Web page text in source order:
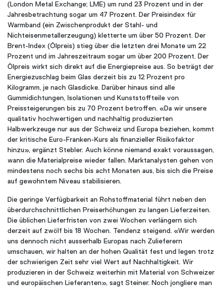
(London Metal Exchange; LME) um rund 23 Prozent und in der
Jahresbetrachtung sogar um 47 Prozent. Der Preisindex für
Warmband (ein Zwischenprodukt der Stahl- und
Nichteisenmetallerzeugung) kletterte um über 50 Prozent. Der
Brent-Index (Ölpreis) stieg über die letzten drei Monate um 22
Prozent und im Jahreszeitraum sogar um über 200 Prozent. Der
Ölpreis wirkt sich direkt auf die Energiepreise aus. So beträgt der
Energiezuschlag beim Glas derzeit bis zu 12 Prozent pro
Kilogramm, je nach Glasdicke. Darüber hinaus sind alle
Gummidichtungen, Isolationen und Kunststoffteile von
Preissteigerungen bis zu 70 Prozent betroffen. «Da wir unsere
qualitativ hochwertigen und nachhaltig produzierten
Halbwerkzeuge nur aus der Schweiz und Europa beziehen, kommt
der kritische Euro-Franken-Kurs als finanzieller Risikofaktor
hinzu», ergänzt Stebler. Auch könne niemand exakt voraussagen,
wann die Materialpreise wieder fallen. Marktanalysten gehen von
mindestens noch sechs bis acht Monaten aus, bis sich die Preise
auf gewohntem Niveau stabilisieren.
Die geringe Verfügbarkeit an Rohstoffmaterial führt neben den
überdurchschnittlichen Preiserhöhungen zu langen Lieferzeiten.
Die üblichen Lieferfristen von zwei Wochen verlängern sich
derzeit auf zwölf bis 18 Wochen. Tendenz steigend. «Wir werden
uns dennoch nicht ausserhalb Europas nach Zulieferern
umschauen, wir halten an der hohen Qualität fest und legen trotz
der schwierigen Zeit sehr viel Wert auf Nachhaltigkeit. Wir
produzieren in der Schweiz weiterhin mit Material von Schweizer
und europäischen Lieferanten», sagt Steiner. Noch jongliere man